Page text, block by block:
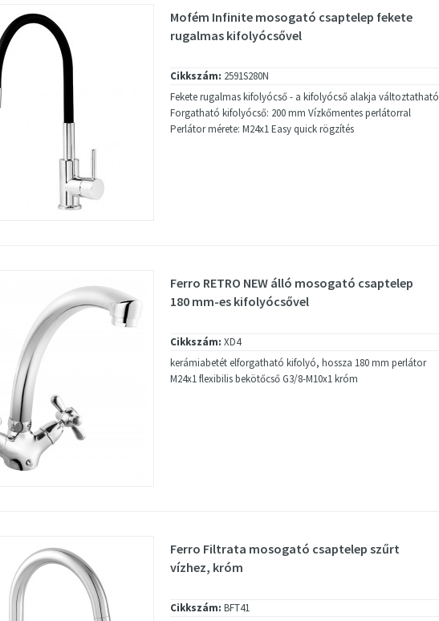
Mofém Infinite mosogató csaptelep fekete
rugalmas kifolyócsővel
Cikkszám: 2591S280N
Fekete rugalmas kifolyócső - a kifolyócső alakja változtatható
Forgatható kifolyócső: 200 mm Vízkőmentes perlátorral
Perlátor mérete: M24x1 Easy quick rögzítés
Ferro RETRO NEW álló mosogató csaptelep
180 mm-es kifolyócsővel
Cikkszám: XD4
kerámiabetét elforgatható kifolyó, hossza 180 mm perlátor
M24x1 flexibilis bekötőcső G3/8-M10x1 króm
Ferro Filtrata mosogató csaptelep szűrt
vízhez, króm
Cikkszám: BFT41